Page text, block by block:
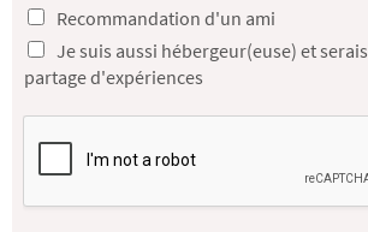
Recommandation d'un ami
Je suis aussi hébergeur(euse) et
partage d'expériences